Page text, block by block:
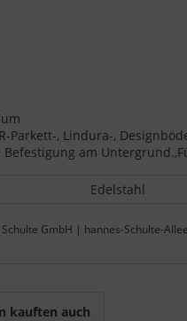
Parkett-, Lindura-,
am
Edelstahl
GmbH | hannes-Schulte-
kauften auch